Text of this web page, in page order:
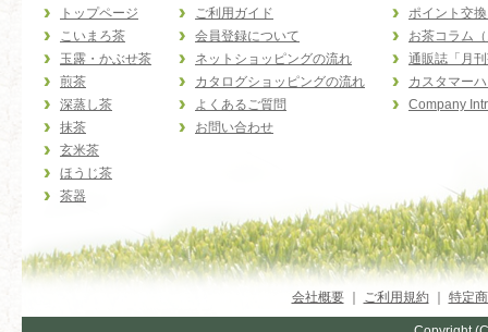
トップページ
こいまろ茶
玉露・かぶせ茶
煎茶
深蒸し茶
抹茶
玄米茶
ほうじ茶
茶器
ご利用ガイド
会員登録について
ネットショッピングの流れ
カタログショッピングの流れ
よくあるご質問
お問い合わせ
ポイント交
お茶コラム
通販誌「月
カスタマー
Company
会社概要｜ ご利用規約｜ 特定